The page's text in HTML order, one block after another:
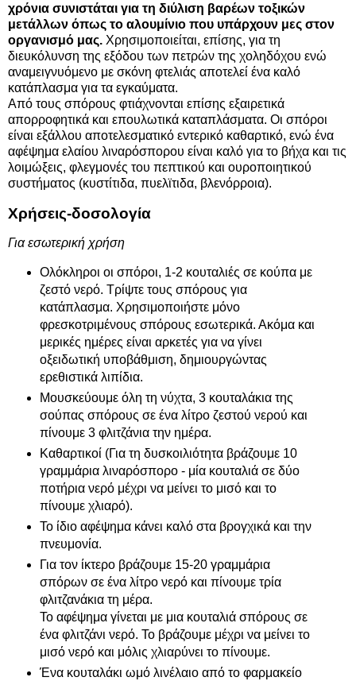
χρόνια συνιστάται για τη διύλιση βαρέων τοξικών
μετάλλων όπως το αλουμίνιο που υπάρχουν μες στον
οργανισμό μας. Χρησιμοποιείται, επίσης, για τη
διευκόλυνση της εξόδου των πετρών της χοληδόχου ενώ
αναμειγνυόμενο με σκόνη φτελιάς αποτελεί ένα καλό
κατάπλασμα για τα εγκαύματα.
Από τους σπόρους φτιάχνονται επίσης εξαιρετικά
απορροφητικά και επουλωτικά καταπλάσματα. Οι σπόροι
είναι εξάλλου αποτελεσματικό εντερικό καθαρτικό, ενώ ένα
αφέψημα ελαίου λιναρόσπορου είναι καλό για το βήχα και τις
λοιμώξεις, φλεγμονές του πεπτικού και ουροποιητικού
συστήματος (κυστίτιδα, πυελϊτιδα, βλενόρροια).
Χρήσεις-δοσολογία
Για εσωτερική χρήση
Ολόκληροι οι σπόροι, 1-2 κουταλιές σε κούπα με
ζεστό νερό. Τρίψτε τους σπόρους για
κατάπλασμα. Χρησιμοποιήστε μόνο
φρεσκοτριμένους σπόρους εσωτερικά. Ακόμα και
μερικές ημέρες είναι αρκετές για να γίνει
οξειδωτική υποβάθμιση, δημιουργώντας
ερεθιστικά λιπίδια.
Μουσκεύουμε όλη τη νύχτα, 3 κουταλάκια της
σούπας σπόρους σε ένα λίτρο ζεστού νερού και
πίνουμε 3 φλιτζάνια την ημέρα.
Καθαρτικοί (Για τη δυσκοιλιότητα βράζουμε 10
γραμμάρια λιναρόσπορο - μία κουταλιά σε δύο
ποτήρια νερό μέχρι να μείνει το μισό και το
πίνουμε χλιαρό).
Το ίδιο αφέψημα κάνει καλό στα βρογχικά και την
πνευμονία.
Για τον ίκτερο βράζουμε 15-20 γραμμάρια
σπόρων σε ένα λίτρο νερό και πίνουμε τρία
φλιτζανάκια τη μέρα.
Το αφέψημα γίνεται με μια κουταλιά σπόρους σε
ένα φλιτζάνι νερό. Το βράζουμε μέχρι να μείνει το
μισό νερό και μόλις χλιαρύνει το πίνουμε.
Ένα κουταλάκι ωμό λινέλαιο από το φαρμακείο